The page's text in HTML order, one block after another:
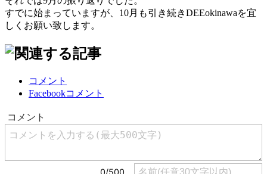
すでに始まっていますが、10月も引き続きDEEokinawaを宜
しくお願い致します。
コメント
Facebookコメント